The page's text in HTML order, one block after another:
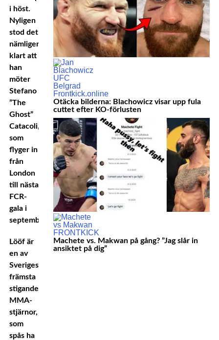
i höst.
Nyligen
stod det
nämligen
klart att
han
möter
Stefano
”The
Ghost”
Catacoli,
som
flyger in
från
London
till nästa
FCR-
gala i
september.
Lööf är
en av
Sveriges
främsta
stigande
MMA-
stjärnor,
som
spås ha
Otäcka bilderna: Blachowicz visar upp fula
cuttet efter KO-förlusten
Machete vs. Makwan på gång? ”Jag slår in
ansiktet på dig”